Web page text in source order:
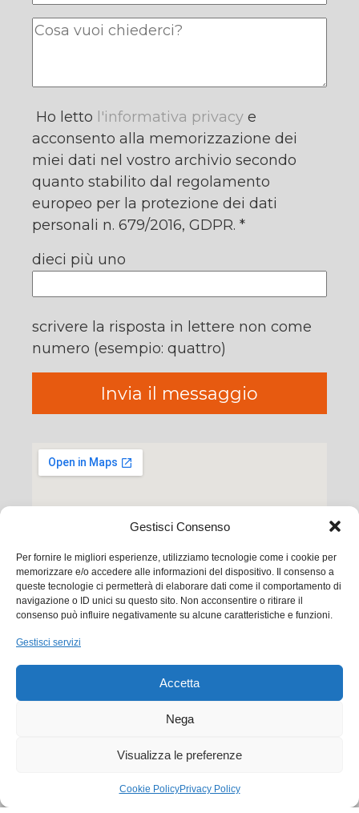
Gestisci Consenso
Per fornire le migliori esperienze, utilizziamo tecnologie come i cookie per
memorizzare e/o accedere alle informazioni del dispositivo. Il consenso a
queste tecnologie ci permetterà di elaborare dati come il comportamento di
navigazione o ID unici su questo sito. Non acconsentire o ritirare il
consenso può influire negativamente su alcune caratteristiche e funzioni.
Gestisci servizi
Accetta
Nega
Visualizza le preferenze
Cookie PolicyPrivacy Policy
Ho letto l'informativa privacy e
acconsento alla memorizzazione dei
miei dati nel vostro archivio secondo
quanto stabilito dal regolamento
europeo per la protezione dei dati
personali n. 679/2016, GDPR. *
dieci più uno
scrivere la risposta in lettere non come
numero (esempio: quattro)
Ego Communication srl
Via Francesco Baracca, 88 50127 Firenze
Tel. +39 0556533256
commerciale@ego.it